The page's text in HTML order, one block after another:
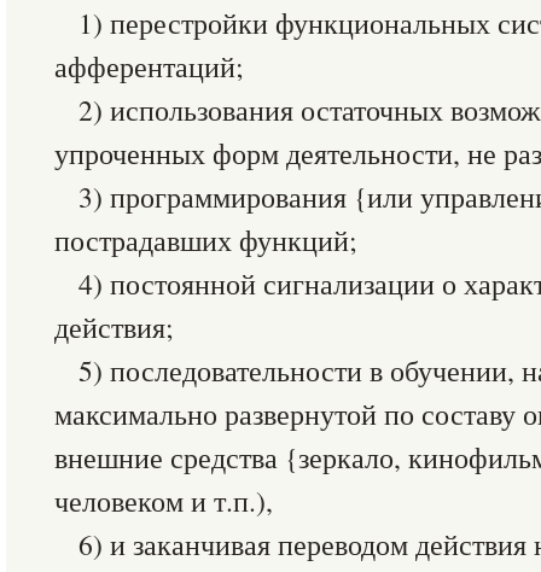
1) перестройки функциональных
афферентаций;
2) использования остаточных
упроченных форм деятельности, не
3) программирования {или
пострадавших функций;
4) постоянной сигнализации о
действия;
5) последовательности в обучении,
максимально развернутой по составу
внешние средства {зеркало,
человеком и т.п.),
6) и заканчивая переводом действия